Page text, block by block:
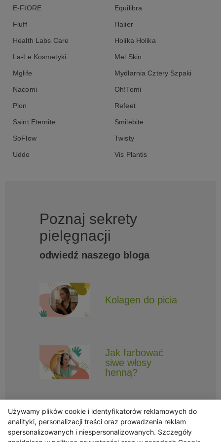
E-FIORE Equilibra
Fluff Halier
Health Labs Care Holika Holika
La-Le Kosmetyki Mel Skin
Mglife Mydlarnia Cztery Szpaki
Nacomi Oh!Tomi
Plon Refeet
Saint Eternite Smilebite
SoFlow Twisty
Uddo Vis Plantis
Poznaj sekrety
pielęgnacji
odwiedź naszego bloga
Kolagen do picia
Jak farbować
siwe włosy
henną?
Używamy plików cookie i identyfikatorów reklamowych do
analityki, personalizacji treści oraz prowadzenia reklam
spersonalizowanych i niespersonalizowanych. Szczegóły